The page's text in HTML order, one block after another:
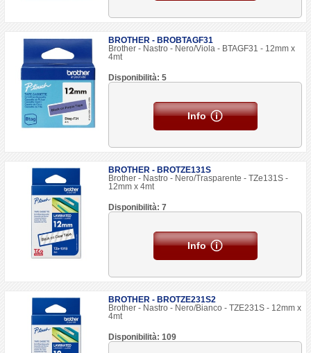
BROTHER - BROBTAGF31
Brother - Nastro - Nero/Viola - BTAGF31 - 12mm x
4mt
Disponibilità: 5
Info
BROTHER - BROTZE131S
Brother - Nastro - Nero/Trasparente - TZe131S -
12mm x 4mt
Disponibilità: 7
Info
BROTHER - BROTZE231S2
Brother - Nastro - Nero/Bianco - TZE231S - 12mm x
4mt
Disponibilità: 109